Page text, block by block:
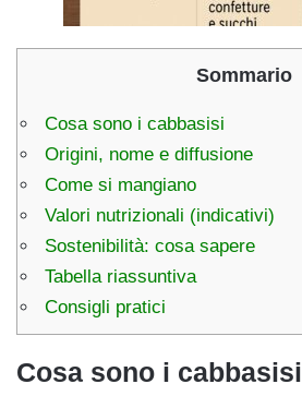
Sommario
Cosa sono i cabbasisi
Origini, nome e diffusione
Come si mangiano
Valori nutrizionali (indicativi)
Sostenibilità: cosa sapere
Tabella riassuntiva
Consigli pratici
Cosa sono i cabbasisi